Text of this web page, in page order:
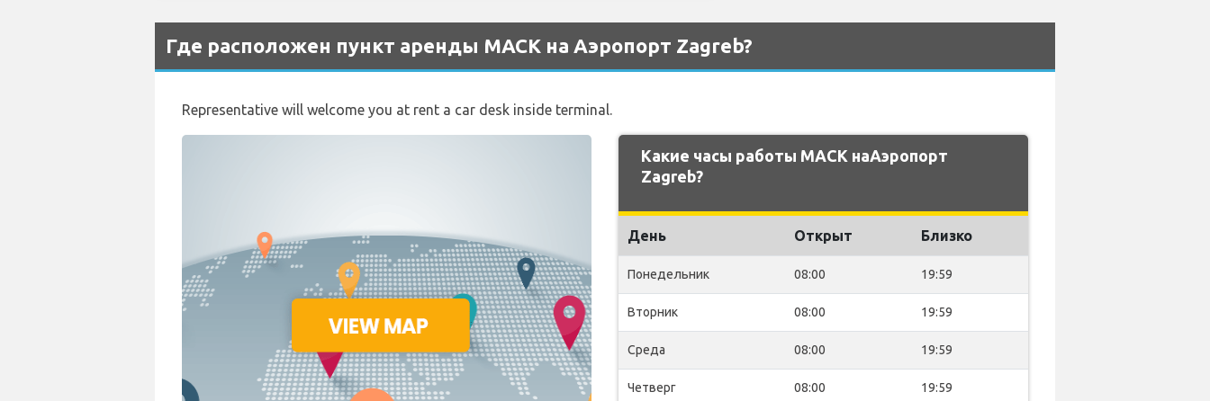
Где расположен пункт аренды MACK на Аэропорт Zagreb?
Representative will welcome you at rent a car desk inside terminal.
Какие часы работы MACK наАэропорт
Zagreb?
День Открыт Близко
Понедельник 08:00 19:59
Вторник 08:00 19:59
Среда 08:00 19:59
Четверг 08:00 19:59